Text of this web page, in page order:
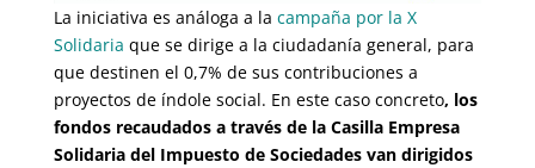
La iniciativa es análoga a la campaña por la X
Solidaria que se dirige a la ciudadanía general, para
que destinen el 0,7% de sus contribuciones a
proyectos de índole social. En este caso concreto, los
fondos recaudados a través de la Casilla Empresa
Solidaria del Impuesto de Sociedades van dirigidos